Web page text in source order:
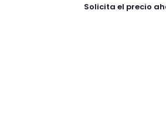
Solicita el precio